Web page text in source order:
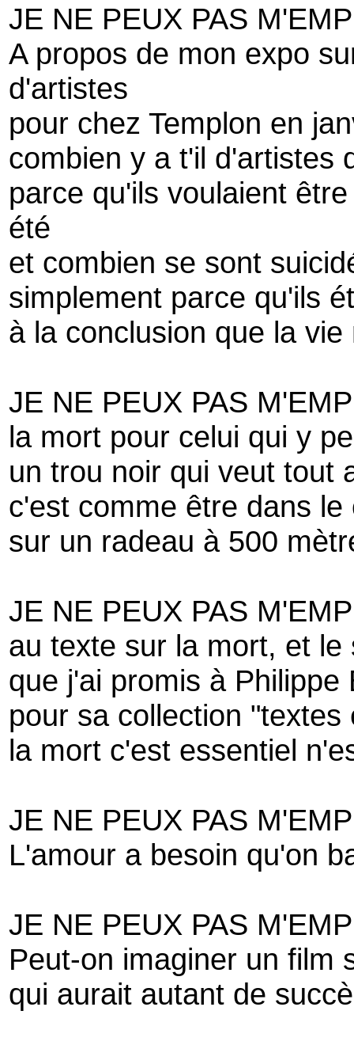
JE NE PEUX PAS
A propos de mon expo
d'artistes
pour chez Templon en
combien y a t'il d'artistes
parce qu'ils voulaient
été
et combien se sont
simplement parce qu'ils
à la conclusion que la
JE NE PEUX PAS
la mort pour celui qui y
un trou noir qui veut tout
c'est comme être dans le
sur un radeau à 500
JE NE PEUX PAS
au texte sur la mort, et le
que j'ai promis à Philippe
pour sa collection "textes
la mort c'est essentiel
JE NE PEUX PAS
L'amour a besoin qu'on
JE NE PEUX PAS
Peut-on imaginer un film
qui aurait autant de